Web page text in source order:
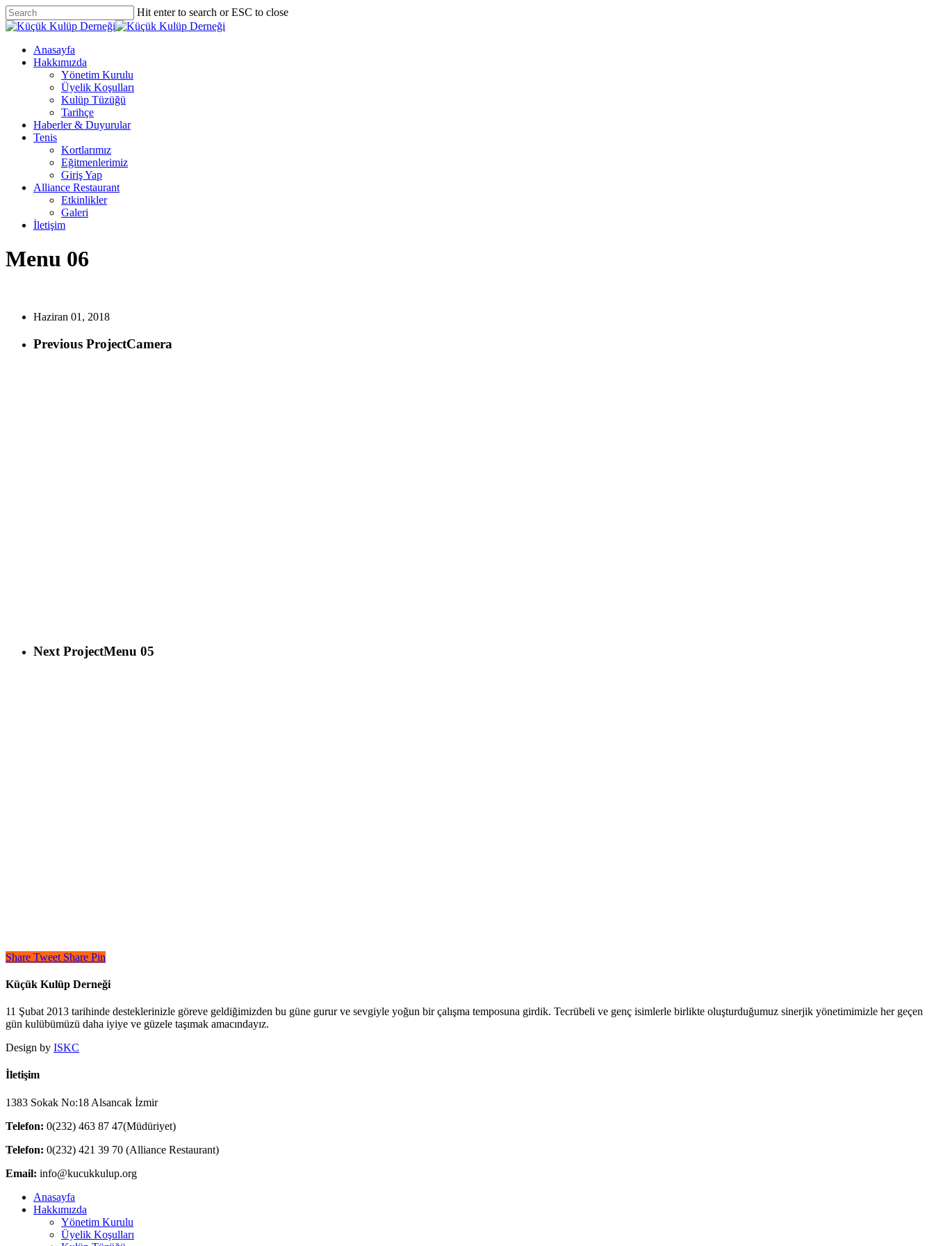
Skip
to
content
Hit enter to search or ESC to close
Close
Menu
Anasayfa
Hakkımızda
Yönetim Kurulu
Üyelik Koşulları
Kulüp Tüzüğü
Tarihçe
Haberler & Duyurular
Tenis
Kortlarımız
Eğitmenlerimiz
Giriş Yap
Alliance Restaurant
Etkinlikler
Galeri
İletişim
Menu 06
Haziran 01, 2018
Previous ProjectCamera
Next ProjectMenu 05
Share Tweet Share Pin
Küçük Kulüp Derneği
11 Şubat 2013 tarihinde desteklerinizle göreve geldiğimizden bu güne gurur ve sevgiyle yoğun bir çalışma temposuna girdik. Tecrübeli ve genç isimlerle birlikte oluşturduğumuz sinerjik yönetimimizle her geçen
gün kulübümüzü daha iyiye ve güzele taşımak amacındayız.
Design by ISKC
İletişim
1383 Sokak No:18 Alsancak İzmir
Telefon: 0(232) 463 87 47(Müdüriyet)
Telefon: 0(232) 421 39 70 (Alliance Restaurant)
Email: info@kucukkulup.org
Close
Menu
Anasayfa
Hakkımızda
Yönetim Kurulu
Üyelik Koşulları